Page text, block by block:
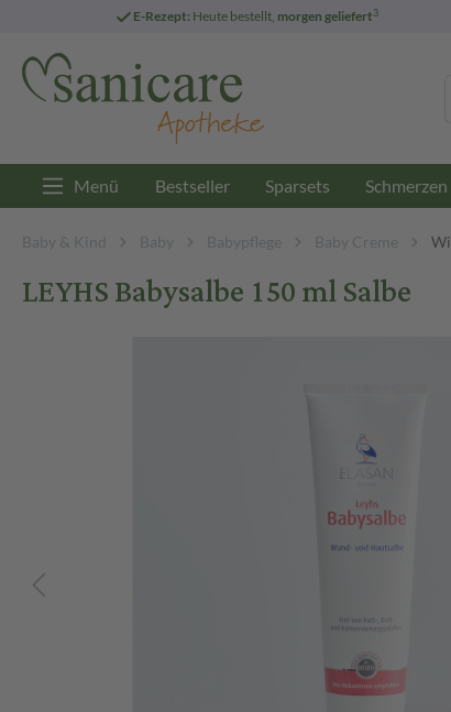
E-Rezept: Heute bestellt, morgen geliefert3
Menü Bestseller Sparsets
Baby & Kind Baby Babypflege Baby Creme
LEYHS Babysalbe 150 ml Salbe